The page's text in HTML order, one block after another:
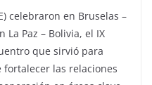
celebraron en Bruselas –
Paz – Bolivia, el IX
que sirvió para
las relaciones